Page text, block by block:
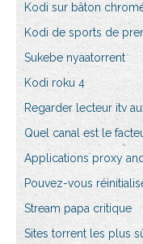
Kodi sur bâton
Kodi de sports de
Sukebe nyaatorrent
Kodi roku 4
Regarder lecteur itv
Quel canal est le
Applications proxy
Pouvez-vous
Stream papa critique
Sites torrent les plus